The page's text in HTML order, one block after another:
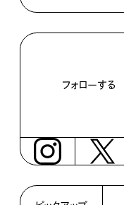
フォローする